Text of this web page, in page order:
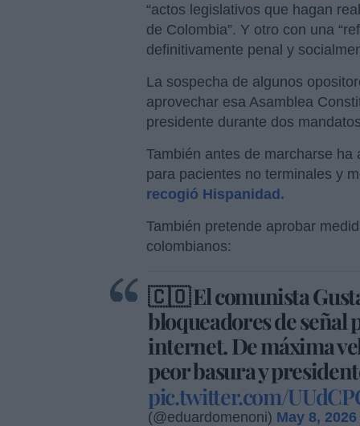
“actos legislativos que hagan
de Colombia”. Y otro con una
definitivamente penal y
La sospecha de algunos
aprovechar esa Asamblea
presidente durante dos
También antes de marcharse
para pacientes no terminales y
recogió Hispanidad.
También pretende aprobar
colombianos:
🇨🇴 El comunista
bloqueadores de señal
internet. De máxima
peor basura y
pic.twitter.com/
(@eduardomenoni) May 8, 2026